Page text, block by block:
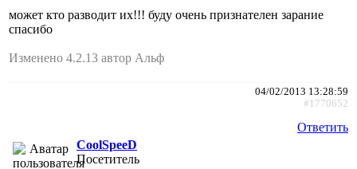
может кто разводит их!!! буду очень признателен зарание
спасибо
Изменено 4.2.13 автор Альф
04/02/2013 13:28:59
#1770652
Ответить
CoolSpeeD
Посетитель